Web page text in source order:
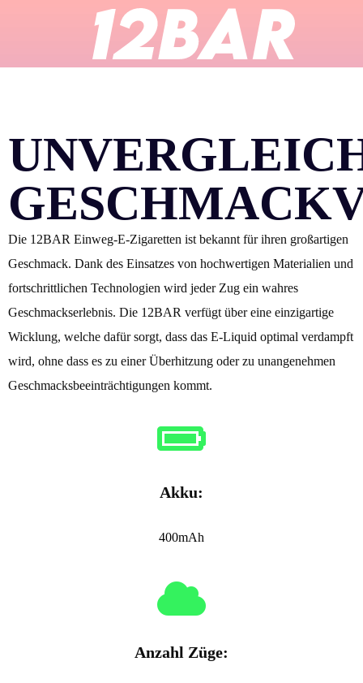
Die 12BAR Einweg-E-Zigaretten ist bekannt für ihren großartigen
Geschmack. Dank des Einsatzes von hochwertigen Materialien und
fortschrittlichen Technologien wird jeder Zug ein wahres
Geschmackserlebnis. Die 12BAR verfügt über eine einzigartige
Wicklung, welche dafür sorgt, dass das E-Liquid optimal verdampft
wird, ohne dass es zu einer Überhitzung oder zu unangenehmen
Geschmacksbeeinträchtigungen kommt.
Akku:
400mAh
Anzahl Züge: